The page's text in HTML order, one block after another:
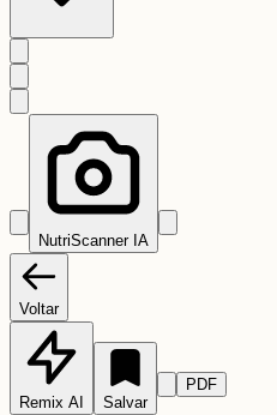
NutriScanner IA
Voltar
Remix AI Salvar
PDF